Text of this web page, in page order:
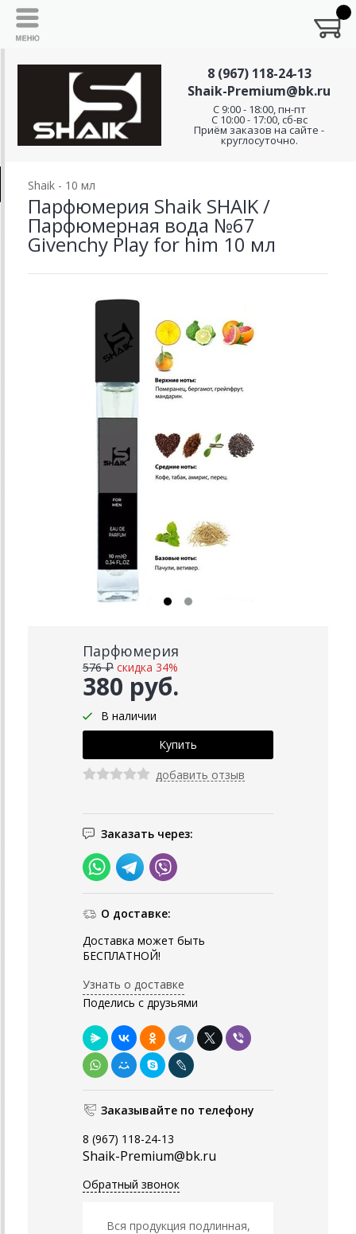
8 (967) 118-24-13
Shaik-Premium@bk.ru
C 9:00 - 18:00, пн-пт
С 10:00 - 17:00, сб-вс
Приём заказов на сайте -
круглосуточно.
Shaik - 10 мл
Парфюмерия Shaik SHAIK /
Парфюмерная вода №67
Givenchy Play for him 10 мл
Парфюмерия
380 руб.
576 ₽ скидка 34%
В наличии
добавить отзыв
Заказать через:
О доставке:
Доставка может быть
БЕСПЛАТНОЙ!
Узнать о доставке
Поделись с друзьями
Заказывайте по телефону
8 (967) 118-24-13
Shaik-Premium@bk.ru
Обратный звонок
Вся продукция подлинная,